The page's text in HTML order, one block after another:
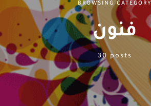
BROWSING CATEGORY
فنون
30 posts